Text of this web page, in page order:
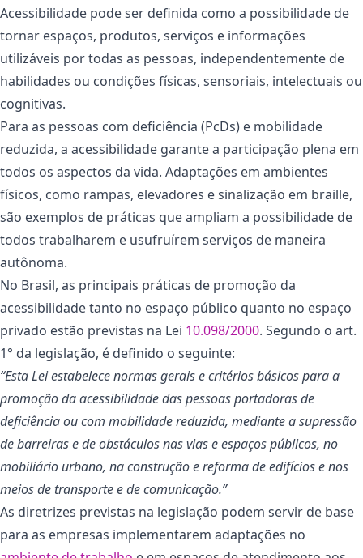
Acessibilidade pode ser definida como a possibilidade de
tornar espaços, produtos, serviços e informações
utilizáveis por todas as pessoas, independentemente de
habilidades ou condições físicas, sensoriais, intelectuais ou
cognitivas.
Para as pessoas com deficiência (PcDs) e mobilidade
reduzida, a acessibilidade garante a participação plena em
todos os aspectos da vida. Adaptações em ambientes
físicos, como rampas, elevadores e sinalização em braille,
são exemplos de práticas que ampliam a possibilidade de
todos trabalharem e usufruírem serviços de maneira
autônoma.
No Brasil, as principais práticas de promoção da
acessibilidade tanto no espaço público quanto no espaço
privado estão previstas na Lei 10.098/2000. Segundo o art.
1° da legislação, é definido o seguinte:
“Esta Lei estabelece normas gerais e critérios básicos para a
promoção da acessibilidade das pessoas portadoras de
deficiência ou com mobilidade reduzida, mediante a supressão
de barreiras e de obstáculos nas vias e espaços públicos, no
mobiliário urbano, na construção e reforma de edifícios e nos
meios de transporte e de comunicação.”
As diretrizes previstas na legislação podem servir de base
para as empresas implementarem adaptações no